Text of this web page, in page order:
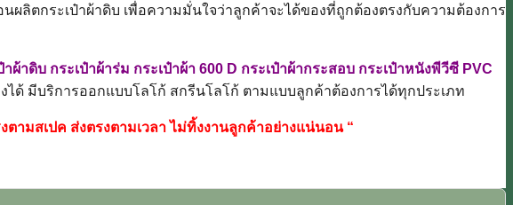
ลิตกระเป๋าผ้าดิบ เพื่อความมั่นใจว่าลูกค้าจะได้ของที่ถูกต้องตรงกับความต้องการ
ผ้าดิบ กระเป๋าผ้าร่ม กระเป๋าผ้า 600 D กระเป๋าผ้ากระสอบ กระเป๋าหนังพีวีซี PVC
ด้ มีบริการออกแบบโลโก้ สกรีนโลโก้ ตามแบบลูกค้าต้องการได้ทุกประเภท
ามสเปค ส่งตรงตามเวลา ไม่ทิ้งงานลูกค้าอย่างแน่นอน “